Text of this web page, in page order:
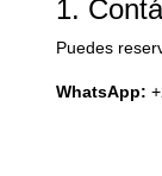
1.
Puedes
WhatsApp: